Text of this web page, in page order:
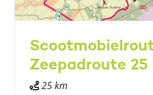
Zeepadroute 25
25 km